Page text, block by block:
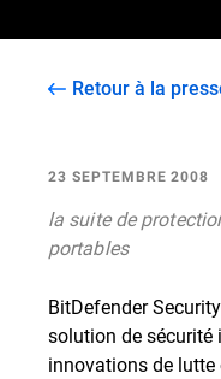
Retour à la
23 SEPTEMBRE 2008
la suite de
portables
BitDefender
solution de sécurité
innovations de lutte